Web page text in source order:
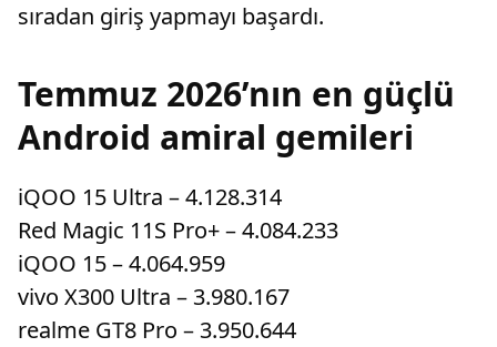
sıradan giriş yapmayı başardı.
Temmuz 2026’nın en güçlü
Android amiral gemileri
iQOO 15 Ultra – 4.128.314
Red Magic 11S Pro+ – 4.084.233
iQOO 15 – 4.064.959
vivo X300 Ultra – 3.980.167
realme GT8 Pro – 3.950.644